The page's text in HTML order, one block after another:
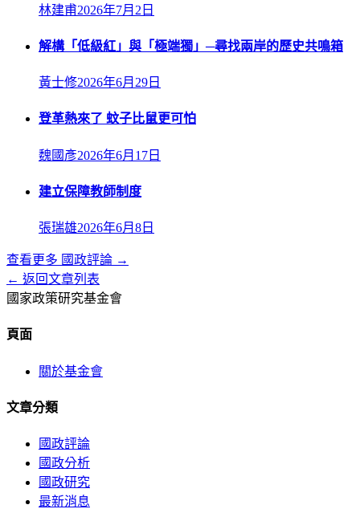
林建甫2026年7月2日
解構「低級紅」與「極端獨」─尋找兩岸的歷史共鳴箱
黃士修2026年6月29日
登革熱來了 蚊子比鼠更可怕
魏國彥2026年6月17日
建立保障教師制度
張瑞雄2026年6月8日
查看更多 國政評論 →
← 返回文章列表
國家政策研究基金會
頁面
關於基金會
文章分類
國政評論
國政分析
國政研究
最新消息